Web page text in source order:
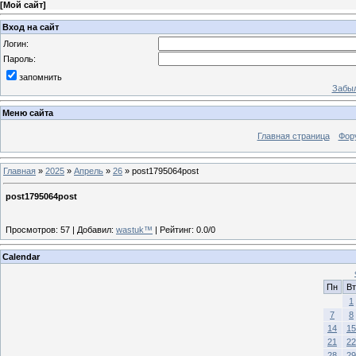
[Мой сайт]
Вход на сайт
Логин:
Пароль:
запомнить
Меню сайта
Главная страница
Главная » 2025 » Апрель » 26 » post1795064post
post1795064post
Просмотров: 57 | Добавил: wastuk™ | Рейтинг: 0.0/0
Calendar
Пн
Вт
1
7
8
14
15
21
22